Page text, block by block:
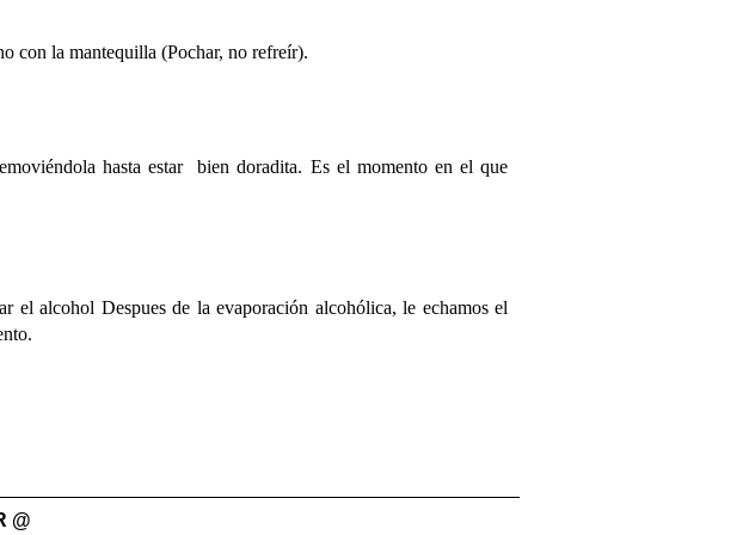
con la mantequilla (Pochar, no refreír).
hasta estar bien doradita. Es el momento en el que
el alcohol Despues de la evaporación alcohólica, le echamos el
@